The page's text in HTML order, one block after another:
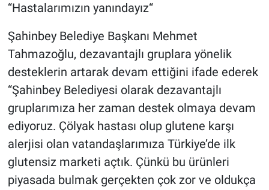
“Hastalarımızın yanındayız“
Şahinbey Belediye Başkanı Mehmet
Tahmazoğlu, dezavantajlı gruplara yönelik
desteklerin artarak devam ettiğini ifade ederek
“Şahinbey Belediyesi olarak dezavantajlı
gruplarımıza her zaman destek olmaya devam
ediyoruz. Çölyak hastası olup glutene karşı
alerjisi olan vatandaşlarımıza Türkiye’de ilk
glutensiz marketi açtık. Çünkü bu ürünleri
piyasada bulmak gerçekten çok zor ve oldukça